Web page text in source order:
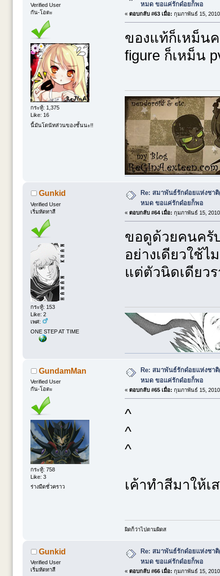
Verified User
กัน-โอตะ
กระทู้: 1,375
Like: 16
นี้มันโดนัทส่วนของชั้นนะ!!
หมด ขอแค่รักด๋อยก็พอ
« ตอบกลับ #63 เมื่อ: กุมภาพันธ์ 15,
ของแท้ก็เหม็น
figure ก็เหม็น
Gunkid
Verified User
เริ่มหัดทาสี
กระทู้: 153
Like: 2
เพศ:
ONE STEP AT TIME
Re: สมาพันธ์รักด๋อยแห่งชา
หมด ขอแค่รักด๋อยก็พอ
« ตอบกลับ #64 เมื่อ: กุมภาพันธ์ 15,
ขอดูด้วยคนครั
อย่างเดียวใช้
แต่ตัวนิดเดียว
GundamMan
Verified User
กัน-โอตะ
กระทู้: 758
Like: 3
ร่างมืดชั่วคราว
Re: สมาพันธ์รักด๋อยแห่งชา
หมด ขอแค่รักด๋อยก็พอ
« ตอบกลับ #65 เมื่อ: กุมภาพันธ์ 15,
^
^
^
เค้าทำสีมาให้เ
ผิดก็ว่าไปตามผิดส
Gunkid
Verified User
เริ่มหัดทาสี
Re: สมาพันธ์รักด๋อยแห่งชา
หมด ขอแค่รักด๋อยก็พอ
« ตอบกลับ #66 เมื่อ: กุมภาพันธ์ 15,